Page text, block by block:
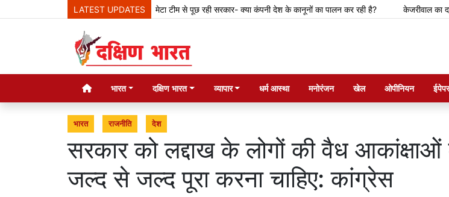
LATEST UPDATESमेटा टीम से पूछ रही सरकार- क्या कंपनी देश के कानूनों का पालन कर रही है? केजरीवाल का दावा-
भारत दक्षिण भारत व्यापार धर्म आस्था मनोरंजन खेल ओपीनियन ईपेपर
भारत राजनीति देश
सरकार को लद्दाख के लोगों की वैध आकांक्षाओं
जल्द से जल्द पूरा करना चाहिए: कांग्रेस